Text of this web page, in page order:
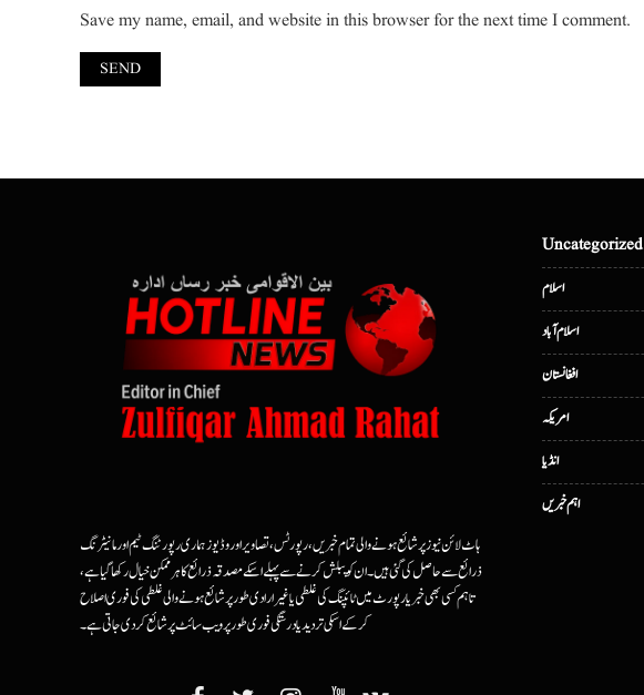
Save my name, email, and website in this browser for the next time I comment.
ہاٹ لائن نیوز پر شائع ہونے والی تمام خبریں، رپورٹس، تصاویر اور وڈیوز ہماری رپورٹنگ ٹیم اور مانیٹرنگ
ذرائع سے حاصل کی گئی ہیں۔ ان کو پبلش کرنے سے پہلے اسکے مصدقہ ذرائع کا ہرممکن خیال رکھا گیا ہے،
تاہم کسی بھی خبر یا رپورٹ میں ٹائپنگ کی غلطی یا غیرارادی طور پر شائع ہونے والی غلطی کی فوری اصلاح
کرکے اسکی تردید یا درستگی فوری طور پر ویب سائٹ پر شائع کردی جاتی ہے۔
Uncategorized
اسلام
اسلام آباد
افغانستان
امریکہ
انڈیا
اہم خبریں